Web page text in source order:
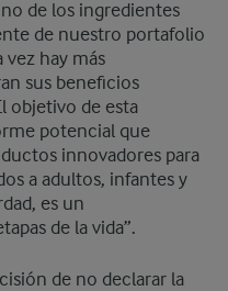
de los ingredientes
de nuestro portafolio
vez hay más
sus beneficios
objetivo de esta
potencial que
innovadores para
a adultos, infantes y
es un
de la vida”.
de no declarar la